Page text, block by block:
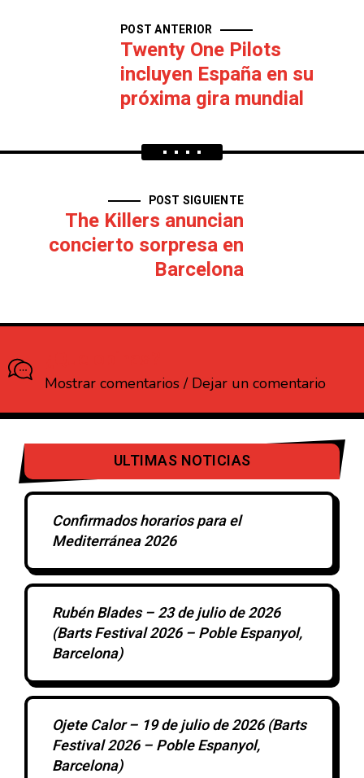
POST ANTERIOR
Twenty One Pilots
incluyen España en su
próxima gira mundial
POST SIGUIENTE
The Killers anuncian
concierto sorpresa en
Barcelona
Mostrar comentarios / Dejar un comentario
ULTIMAS NOTICIAS
Confirmados horarios para el
Mediterránea 2026
Rubén Blades – 23 de julio de 2026
(Barts Festival 2026 – Poble Espanyol,
Barcelona)
Ojete Calor – 19 de julio de 2026 (Barts
Festival 2026 – Poble Espanyol,
Barcelona)